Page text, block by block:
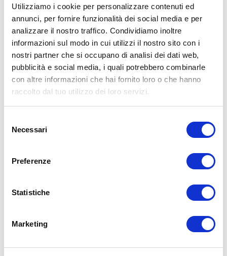
Utilizziamo i cookie per personalizzare contenuti ed
annunci, per fornire funzionalità dei social media e per
analizzare il nostro traffico. Condividiamo inoltre
informazioni sul modo in cui utilizzi il nostro sito con i
nostri partner che si occupano di analisi dei dati web,
pubblicità e social media, i quali potrebbero combinarle
con altre informazioni che hai fornito loro o che hanno
raccolto dal tuo utilizzo dei loro servizi.
delNecessari
Preferenze
Statistiche
Marketing
INSERISCI COMMENTO